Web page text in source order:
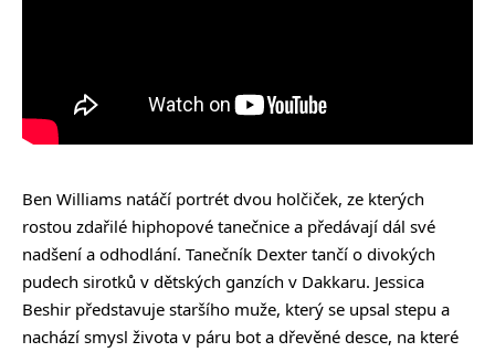
Ben Williams natáčí portrét dvou holčiček, ze kterých
rostou zdařilé hiphopové tanečnice a předávají dál své
nadšení a odhodlání. Tanečník Dexter tančí o divokých
pudech sirotků v dětských ganzích v Dakkaru. Jessica
Beshir představuje staršího muže, který se upsal stepu a
nachází smysl života v páru bot a dřevěné desce, na které